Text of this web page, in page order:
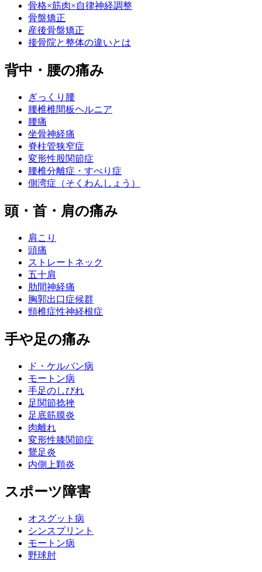
骨格×筋肉×自律神経調整
骨盤矯正
産後骨盤矯正
接骨院と整体の違いとは
背中・腰の痛み
ぎっくり腰
腰椎椎間板ヘルニア
腰痛
坐骨神経痛
脊柱管狭窄症
変形性股関節症
腰椎分離症・すべり症
側湾症（そくわんしょう）
頭・首・肩の痛み
肩こり
頭痛
ストレートネック
五十肩
肋間神経痛
胸郭出口症候群
頸椎症性神経根症
手や足の痛み
ド・ケルバン病
モートン病
手足のしびれ
足関節捻挫
足底筋膜炎
肉離れ
変形性膝関節症
鵞足炎
内側上顆炎
スポーツ障害
オスグット病
シンスプリント
モートン病
野球肘